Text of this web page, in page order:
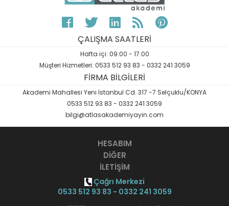
ÇALIŞMA SAATLERİ
Hafta içi: 09:00 - 17:00
Müşteri Hizmetleri: 0533 512 93 83 - 0332 241 3059
FİRMA BİLGİLERİ
Akademi Mahallesi Yeni İstanbul Cd. 317 -7 Selçuklu/KONYA
0533 512 93 83 - 0332 241 3059
bilgi@atlasakademiyayin.com
HESABIM
DİĞER
İLETİŞİM
Çağrı Merkezi
0533 512 93 83 - 0332 241 3059